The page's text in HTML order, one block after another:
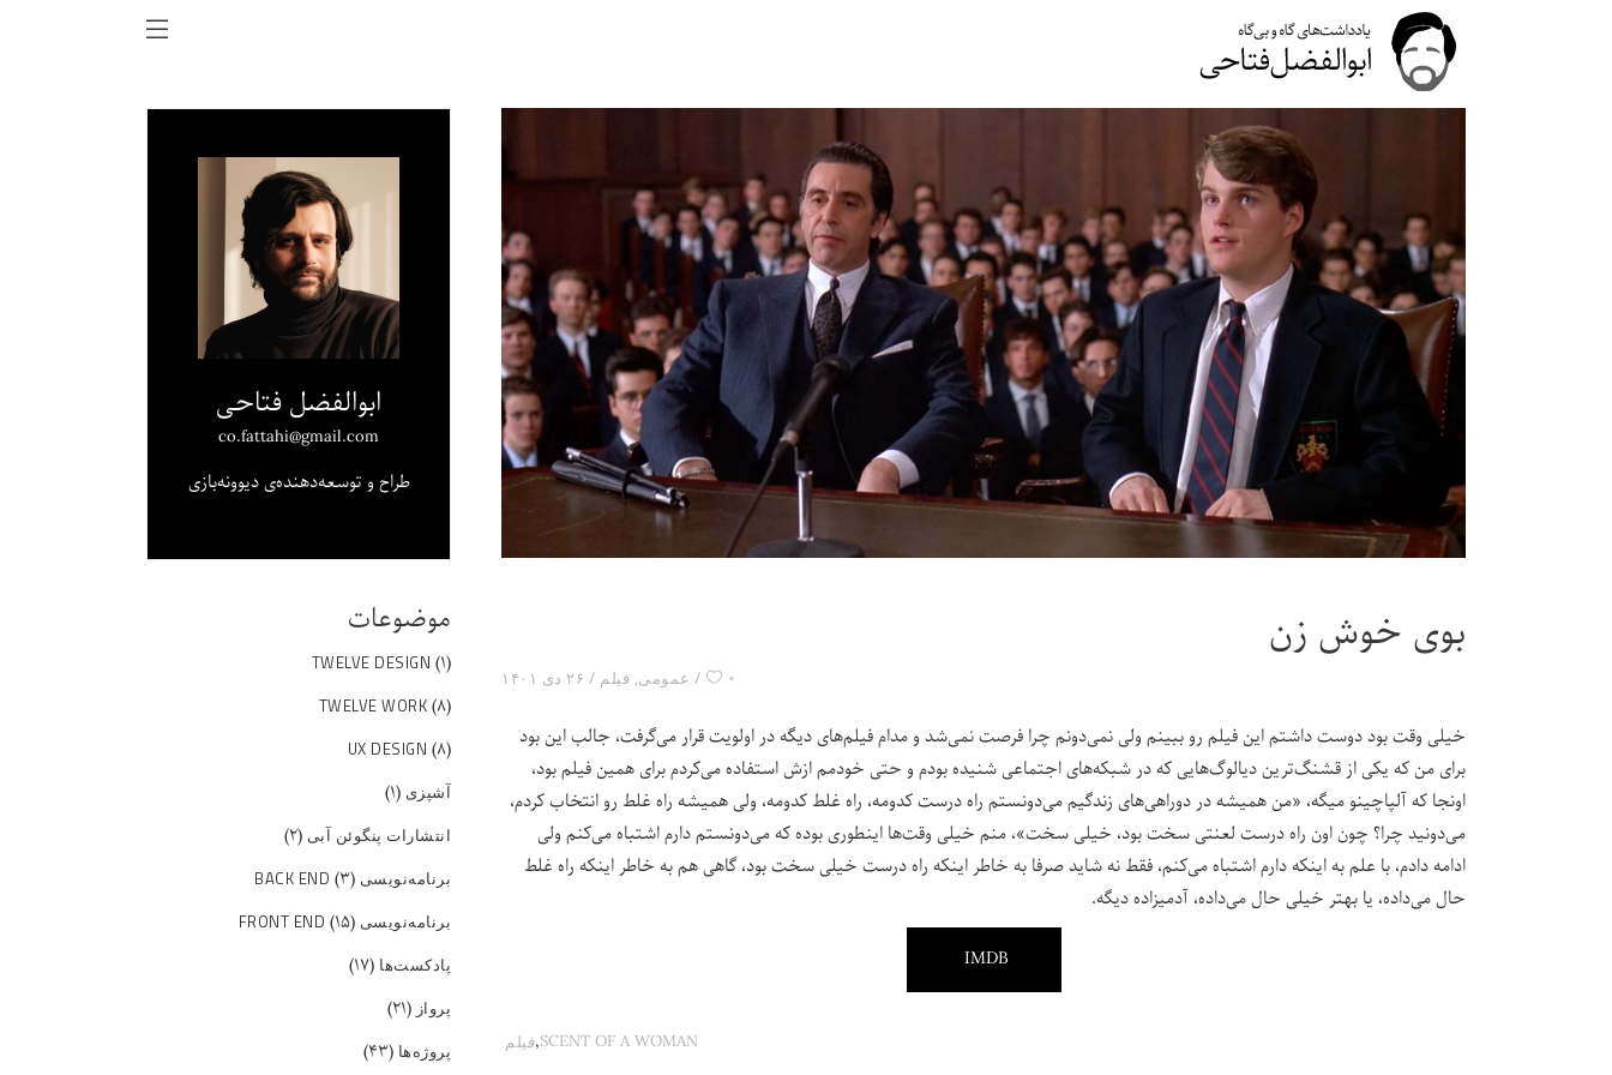
بوی خوش زن
۲۶ دی ۱۴۰۱ عمومی, فیلم ۰
خیلی وقت بود دوست داشتم این فیلم رو ببینم ولی نمی‌دونم چرا فرصت نمی‌شد و مدام فیلم‌های دیگه در اولویت قرار می‌گرفت، جالب این بود
برای من که یکی از قشنگ‌ترین دیالوگ‌هایی که در شبکه‌های اجتماعی شنیده بودم و حتی خودمم ازش استفاده می‌کردم برای همین فیلم بود،
اونجا که آلپاچینو میگه، «من همیشه در دوراهی‌های زندگیم می‌دونستم راه درست کدومه، راه غلط کدومه، ولی همیشه راه غلط رو انتخاب کردم،
می‌دونید چرا؟ چون اون راه درست لعنتی سخت بود، خیلی سخت»، منم خیلی وقت‌ها اینطوری بوده که می‌دونستم دارم اشتباه می‌کنم ولی
ادامه دادم، با علم به اینکه دارم اشتباه می‌کنم، فقط نه شاید صرفا به خاطر اینکه راه درست خیلی سخت بود، گاهی هم به خاطر اینکه راه غلط
حال می‌داده، یا بهتر خیلی حال می‌داده، آدمیزاده دیگه.
IMDB
SCENT OF A WOMAN
,فیلم
ابوالفضل فتاحی
co.fattahi@gmail.com
طراح و توسعه‌دهنده‌ی دیوونه‌بازی
موضوعات
TWELVE DESIGN (۱)
TWELVE WORK (۸)
UX DESIGN (۸)
آشپزی (۱)
انتشارات پنگوئن آبی (۲)
برنامه‌نویسی BACK END (۳)
برنامه‌نویسی FRONT END (۱۵)
پادکست‌ها (۱۷)
پرواز(۲۱)
پروژه‌ها (۴۳)